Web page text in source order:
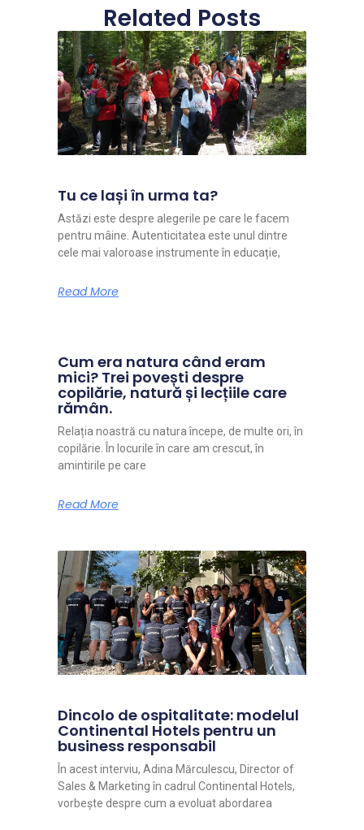
Related Posts
Tu ce lași în urma ta?
Astăzi este despre alegerile pe care le facem
pentru mâine. Autenticitatea este unul dintre
cele mai valoroase instrumente în educație,
Read More
Cum era natura când eram
mici? Trei povești despre
copilărie, natură și lecțiile care
rămân.
Relația noastră cu natura începe, de multe ori, în
copilărie. În locurile în care am crescut, în
amintirile pe care
Read More
Dincolo de ospitalitate: modelul
Continental Hotels pentru un
business responsabil
În acest interviu, Adina Mărculescu, Director of
Sales & Marketing în cadrul Continental Hotels,
vorbește despre cum a evoluat abordarea